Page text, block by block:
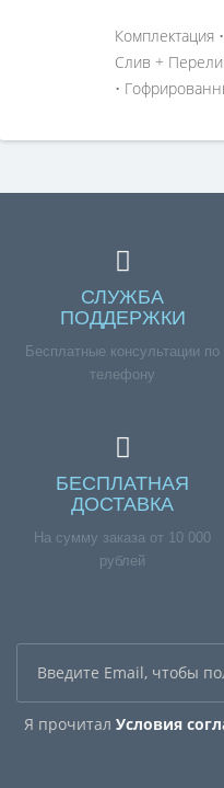
Комплектация
Слив +
•
СЛУЖБА
ПОДДЕРЖКИ
Бесплатные консультации по
телефону
БЕСПЛАТНАЯ
ДОСТАВКА
На сумму заказа от 10 000
рублей
Я прочитал Условия